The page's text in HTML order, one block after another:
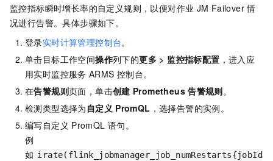
监控指标瞬时增长率的自定义规则，以便对作业 JM Failover 情
况进行告警。具体步骤如下。
登录实时计算管理控制台。
单击目标工作空间操作列下的更多 > 监控指标配置 ，进入应
用实时监控服务 ARMS 控制台。
在告警规则页面，单击创建 Prometheus 告警规则。
检测类型选择为 自定义 PromQL ，选择告警的实例。
编写自定义 PromQL 语句。
例
如 irate(flink_jobmanager_job_numRestarts{jobId